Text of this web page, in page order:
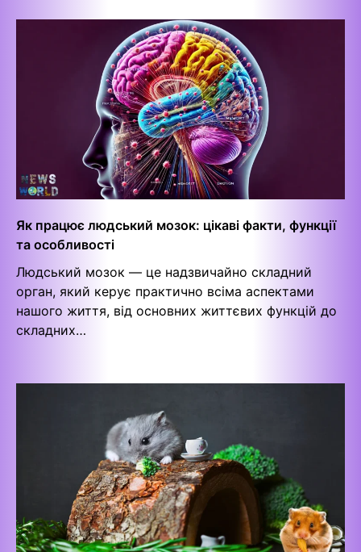
Як працює людський мозок: цікаві факти, функції
та особливості
Людський мозок — це надзвичайно складний
орган, який керує практично всіма аспектами
нашого життя, від основних життєвих функцій до
складних…